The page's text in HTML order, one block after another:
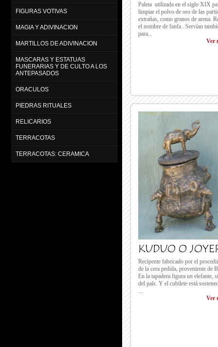
Paleta utilizada en el siglo XIX
limpiar el polvo de oro de las
extrañas, como granos de arena.
el nombre de fanfa . Servían
para...
Ver
KUDUO O
Recipente fabricado por el
de la cera pedida, proveniente de
En la tapadera figura un elefante,
del país. Y el cubilete está
...
Ver
FIGURAS VOTIVAS
MAGIA Y ADIVINACION
MARTILLOS DE ADIVINACION
MASCARAS Y ESTATUAS
FUNERARIAS Y DE CULTO A LOS
ANTEPASADOS
ORACULOS
PIEDRAS RITUALES
RELICARIOS
TERRACOTAS
TERRACOTAS: CERAMICA